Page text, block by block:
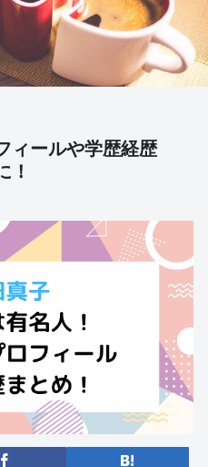
ィールや学歴経歴
！